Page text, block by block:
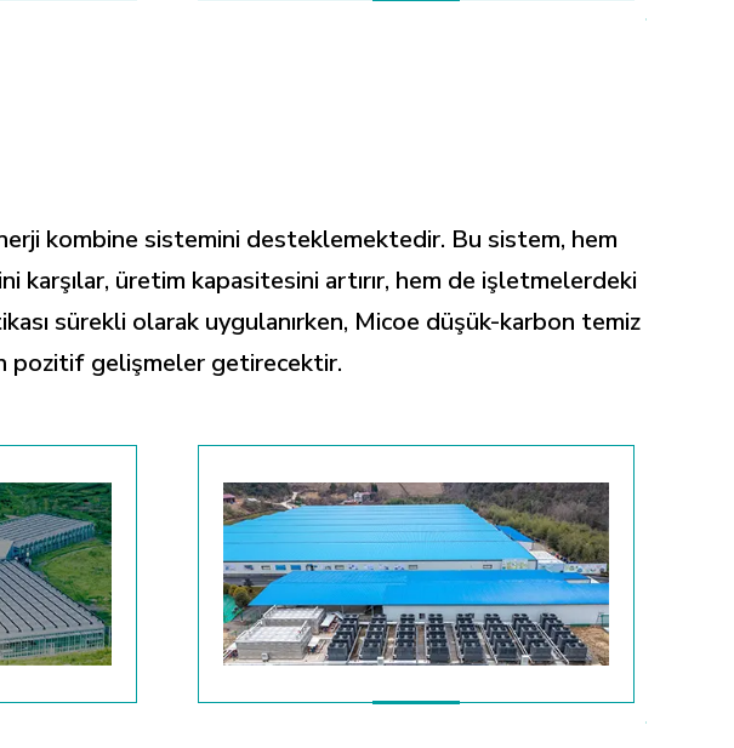
kombine sistemini desteklemektedir. Bu sistem, hem
karşılar, üretim kapasitesini artırır, hem de işletmelerdeki
sürekli olarak uygulanırken, Micoe düşük-karbon temiz
pozitif gelişmeler getirecektir.